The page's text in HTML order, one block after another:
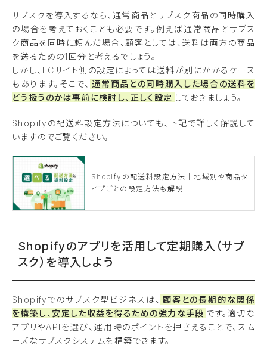
サブスクを導入するなら、通常商品とサブスク商品の同時購入
の場合を考えておくことも必要です。例えば通常商品とサブス
ク商品を同時に頼んだ場合、顧客としては、送料は両方の商品
を送るための1回分と考えるでしょう。
しかし、ECサイト側の設定によっては送料が別にかかるケース
もあります。そこで、 通常商品との同時購入した場合の送料を
どう扱うのかは事前に検討し、正しく設定 しておきましょう。
Shopifyの配送料設定方法についても、下記で詳しく解説して
いますのでご覧ください。
Shopifyの配送料設定方法｜地域別や商品タ
イプごとの設定方法も解説
Shopifyのアプリを活用して定期購入（サブ
スク）を導入しよう
Shopifyでのサブスク型ビジネスは、 顧客との長期的な関係
を構築し、安定した収益を得るための強力な手段 です。適切な
アプリやAPIを選び、運用時のポイントを押さえることで、スム
ーズなサブスクシステムを構築できます。